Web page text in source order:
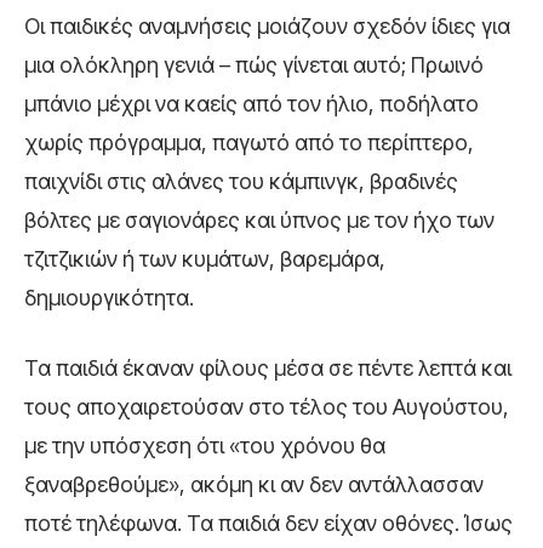
Οι παιδικές αναμνήσεις μοιάζουν σχεδόν ίδιες για
μια ολόκληρη γενιά – πώς γίνεται αυτό; Πρωινό
μπάνιο μέχρι να καείς από τον ήλιο, ποδήλατο
χωρίς πρόγραμμα, παγωτό από το περίπτερο,
παιχνίδι στις αλάνες του κάμπινγκ, βραδινές
βόλτες με σαγιονάρες και ύπνος με τον ήχο των
τζιτζικιών ή των κυμάτων, βαρεμάρα,
δημιουργικότητα.
Τα παιδιά έκαναν φίλους μέσα σε πέντε λεπτά και
τους αποχαιρετούσαν στο τέλος του Αυγούστου,
με την υπόσχεση ότι «του χρόνου θα
ξαναβρεθούμε», ακόμη κι αν δεν αντάλλασσαν
ποτέ τηλέφωνα. Τα παιδιά δεν είχαν οθόνες. Ίσως